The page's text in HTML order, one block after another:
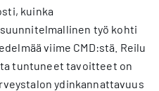
kuinka
työ kohti
viime CMD:stä. Reilu
tuntuneet tavoitteet on
ydinkannattavuus